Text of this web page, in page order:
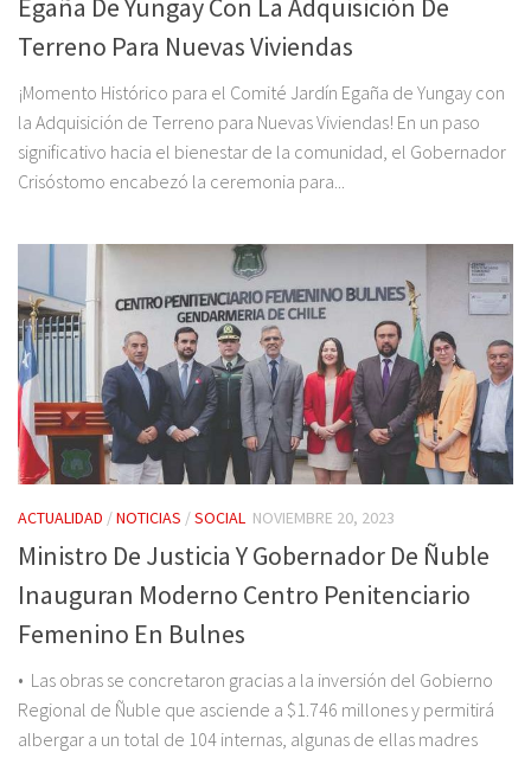
Egaña De Yungay Con La Adquisición De
Terreno Para Nuevas Viviendas
¡Momento Histórico para el Comité Jardín Egaña de Yungay con
la Adquisición de Terreno para Nuevas Viviendas! En un paso
significativo hacia el bienestar de la comunidad, el Gobernador
Crisóstomo encabezó la ceremonia para...
ACTUALIDAD /NOTICIAS /SOCIAL NOVIEMBRE 20, 2023
Ministro De Justicia Y Gobernador De Ñuble
Inauguran Moderno Centro Penitenciario
Femenino En Bulnes
• Las obras se concretaron gracias a la inversión del Gobierno
Regional de Ñuble que asciende a $1.746 millones y permitirá
albergar a un total de 104 internas, algunas de ellas madres